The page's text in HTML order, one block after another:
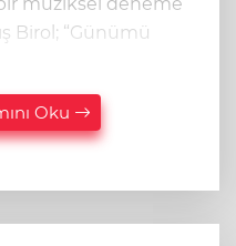
Birol; “Günümü
Oku